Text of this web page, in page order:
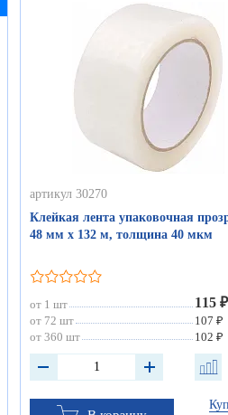
артикул 30270
Клейкая лента упаковочная
48 мм х 132 м, толщина 40 мкм
от 1 шт 115 ₽
от 72 шт
107 ₽
от 360 шт
102 ₽